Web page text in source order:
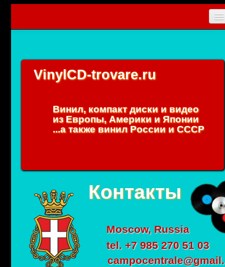
Главная
Коллекционные прибамбасы
Упаковки
VinylCD-trovare.ru
Винил, компакт диски и видео
из Европы, Америки и Японии
...а также винил России и СССР
Контакты
Moscow, Russia
tel. +7 985 270 51 03